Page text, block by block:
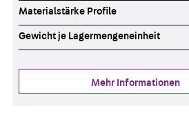
Materialstärke Profile
Gewicht je Lagermengeneinheit
Mehr Informationen